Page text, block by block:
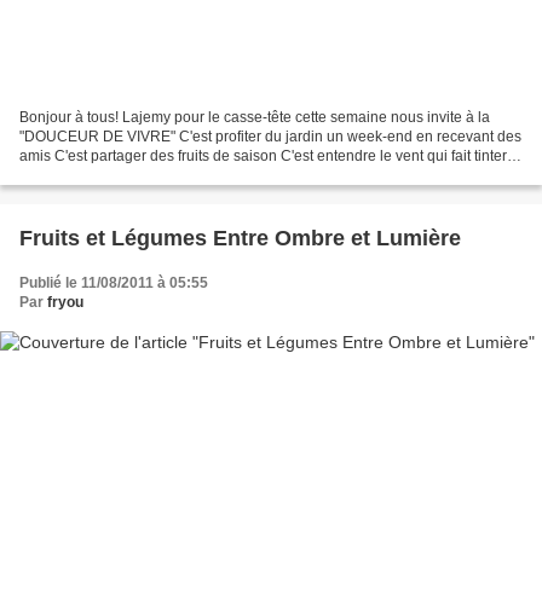
Bonjour à tous! Lajemy pour le casse-tête cette semaine nous invite à la
"DOUCEUR DE VIVRE" C'est profiter du jardin un week-end en recevant des
amis C'est partager des fruits de saison C'est entendre le vent qui fait tinter
Fruits et Légumes Entre Ombre et Lumière
Publié le 11/08/2011 à 05:55
Par fryou